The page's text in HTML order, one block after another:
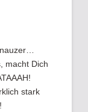
macht Dich
stark